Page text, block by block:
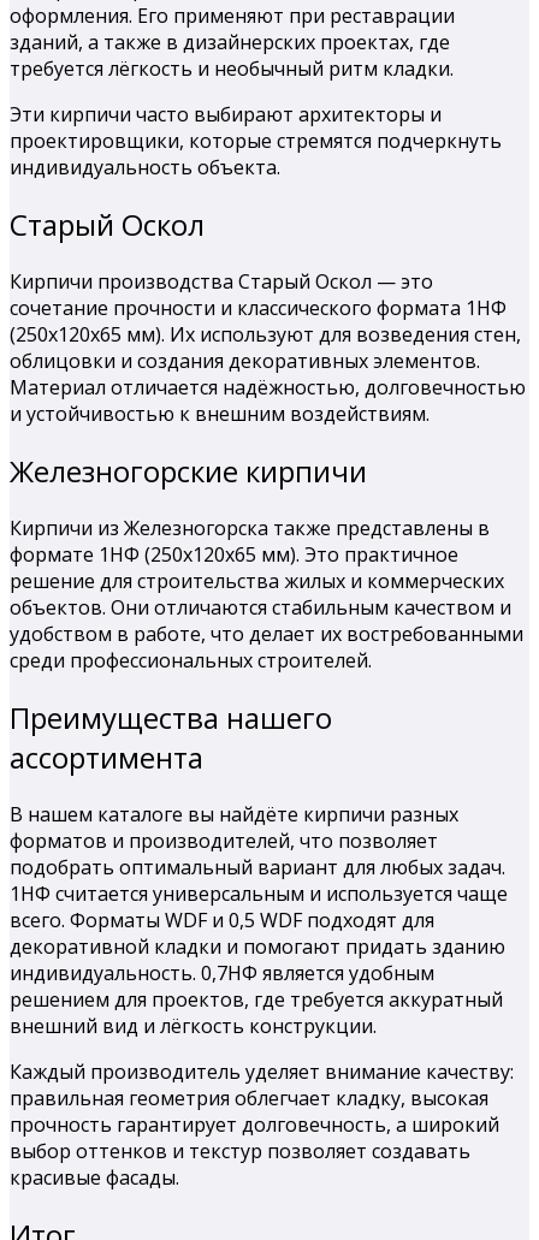
оформления. Его применяют при реставрации
зданий, а также в дизайнерских проектах, где
требуется лёгкость и необычный ритм кладки.
Эти кирпичи часто выбирают архитекторы и
проектировщики, которые стремятся подчеркнуть
индивидуальность объекта.
Старый Оскол
Кирпичи производства Старый Оскол — это
сочетание прочности и классического формата 1НФ
(250х120х65 мм). Их используют для возведения стен,
облицовки и создания декоративных элементов.
Материал отличается надёжностью, долговечностью
и устойчивостью к внешним воздействиям.
Железногорские кирпичи
Кирпичи из Железногорска также представлены в
формате 1НФ (250х120х65 мм). Это практичное
решение для строительства жилых и коммерческих
объектов. Они отличаются стабильным качеством и
удобством в работе, что делает их востребованными
среди профессиональных строителей.
Преимущества нашего
ассортимента
В нашем каталоге вы найдёте кирпичи разных
форматов и производителей, что позволяет
подобрать оптимальный вариант для любых задач.
1НФ считается универсальным и используется чаще
всего. Форматы WDF и 0,5 WDF подходят для
декоративной кладки и помогают придать зданию
индивидуальность. 0,7НФ является удобным
решением для проектов, где требуется аккуратный
внешний вид и лёгкость конструкции.
Каждый производитель уделяет внимание качеству:
правильная геометрия облегчает кладку, высокая
прочность гарантирует долговечность, а широкий
выбор оттенков и текстур позволяет создавать
красивые фасады.